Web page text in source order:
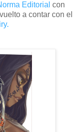
Editorial con
a contar con el